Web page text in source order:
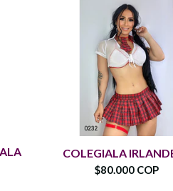
COLEGIALA
$80.000 COP